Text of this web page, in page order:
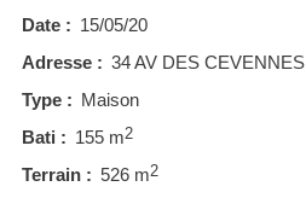
Date : 15/05/20
Adresse : 34 AV DES CEVENNES
Type : Maison
Bati : 155 m2
Terrain : 526 m2